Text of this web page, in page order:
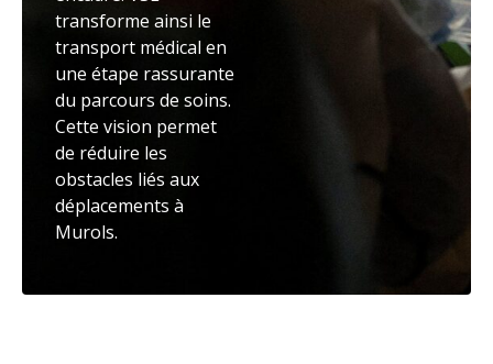
transforme ainsi le
transport médical en
une étape rassurante
du parcours de soins.
Cette vision permet
de réduire les
obstacles liés aux
déplacements à
Murols.